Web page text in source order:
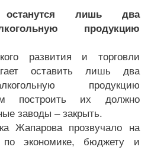
лишь два
продукцию
развития и торговли
оставить лишь два
продукцию
построить их должно
заводы – закрыть.
Жапарова прозвучало на
по экономике, бюджету и